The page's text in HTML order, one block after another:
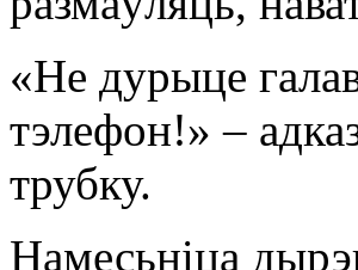
«Не дурыце
тэлефон!» –
трубку.
Намесьніца